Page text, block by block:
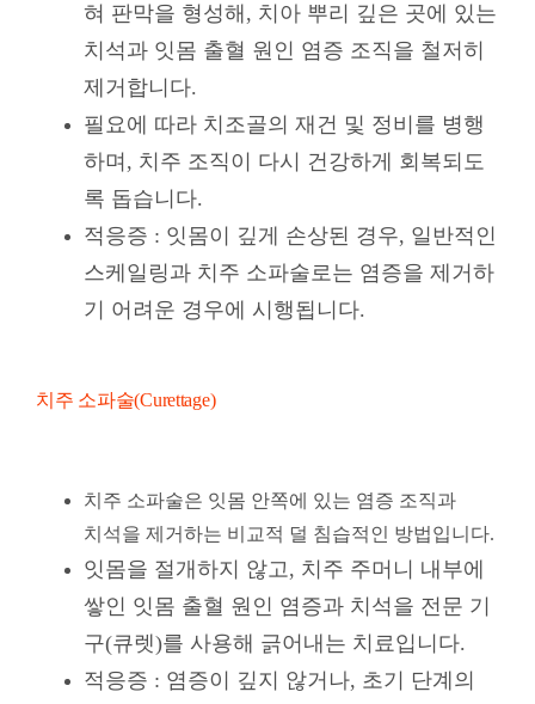
혀 판막을 형성해, 치아 뿌리 깊은 곳에 있는
치석과 잇몸 출혈 원인 염증 조직을 철저히
제거합니다.
필요에 따라 치조골의 재건 및 정비를 병행
하며, 치주 조직이 다시 건강하게 회복되도
록 돕습니다.
적응증 : 잇몸이 깊게 손상된 경우, 일반적인
스케일링과 치주 소파술로는 염증을 제거하
기 어려운 경우에 시행됩니다.
치주 소파술(Curettage)
치주 소파술은 잇몸 안쪽에 있는 염증 조직과
치석을 제거하는 비교적 덜 침습적인 방법입니다.
잇몸을 절개하지 않고, 치주 주머니 내부에
쌓인 잇몸 출혈 원인 염증과 치석을 전문 기
구(큐렛)를 사용해 긁어내는 치료입니다.
적응증 : 염증이 깊지 않거나, 초기 단계의